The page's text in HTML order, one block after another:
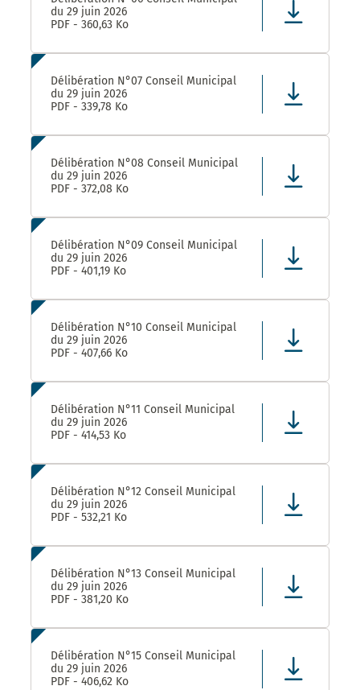
du 29 juin 2026
PDF - 360,63 Ko
Délibération N°07 Conseil Municipal
du 29 juin 2026
PDF - 339,78 Ko
Délibération N°08 Conseil Municipal
du 29 juin 2026
PDF - 372,08 Ko
Délibération N°09 Conseil Municipal
du 29 juin 2026
PDF - 401,19 Ko
Délibération N°10 Conseil Municipal
du 29 juin 2026
PDF - 407,66 Ko
Délibération N°11 Conseil Municipal
du 29 juin 2026
PDF - 414,53 Ko
Délibération N°12 Conseil Municipal
du 29 juin 2026
PDF - 532,21 Ko
Délibération N°13 Conseil Municipal
du 29 juin 2026
PDF - 381,20 Ko
Délibération N°15 Conseil Municipal
du 29 juin 2026
PDF - 406,62 Ko